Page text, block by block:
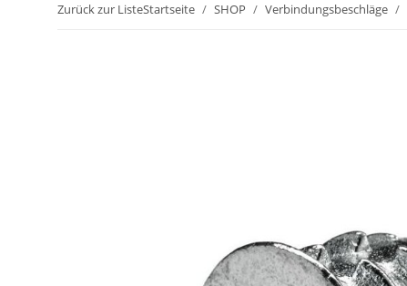
Zurück zur ListeStartseite SHOP Verbindungsbeschläge